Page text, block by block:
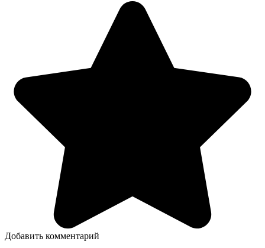
Добавить комментарий